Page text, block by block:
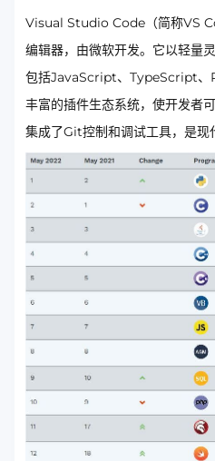
Visual Studio Code（简称VS
编辑器，由微软开发。它以轻量
包括JavaScript、TypeScript、
丰富的插件生态系统，使开发者
集成了Git控制和调试工具，是现